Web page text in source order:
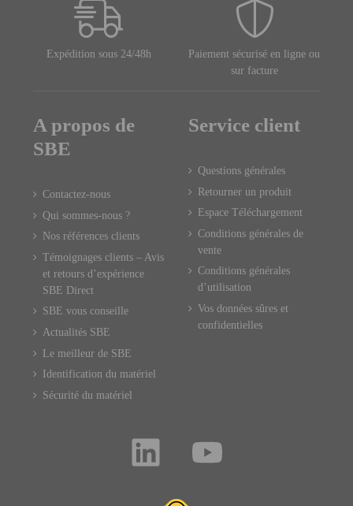
Expédition sous 24/48h
Paiement sécurisé en ligne ou
sur facture
A propos de
SBE
Contactez-nous
Qui sommes-nous ?
Nos références clients
Témoignages clients – Avis
et retours d’expérience
SBE Direct
SBE vous conseille
Actualités SBE
Le meilleur de SBE
Identification du matériel
Sécurité du matériel
Service client
Questions générales
Retourner un produit
Espace Téléchargement
Conditions générales de
vente
Conditions générales
d’utilisation
Vos données sûres et
confidentielles